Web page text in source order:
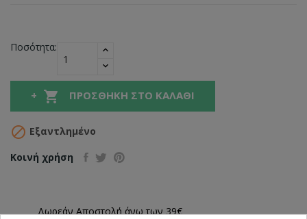
Ποσότητα:
 ΠΡΟΣΘΉΚΗ ΣΤΟ ΚΑΛΆΘΙ
 Εξαντλημένο
Κοινή χρήση
Δωρεάν Αποστολή άνω των 39€